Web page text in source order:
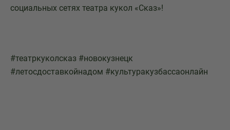
социальных сетях театра кукол «Сказ»!
#театркуколсказ #новокузнецк
#летосдоставкойнадом #культуракузбассаонлайн